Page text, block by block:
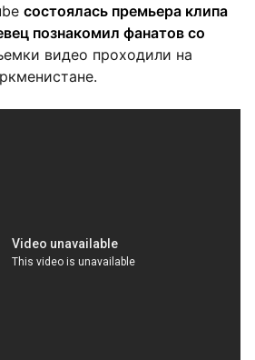
состоялась премьера клипа
познакомил фанатов со
видео проходили на